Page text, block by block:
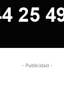
- Publicidad -